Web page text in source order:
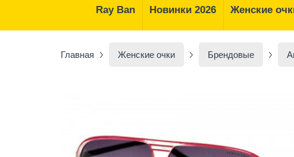
Ray Ban Новинки 2026 Женские
Главная Женские очки Брендовые